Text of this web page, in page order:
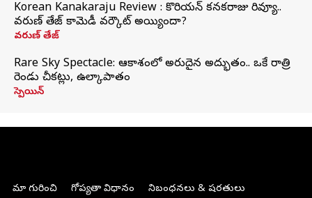
Korean Kanakaraju Review : కొరియన్ కనకరాజు రివ్యూ..
వరుణ్ తేజ్ కామెడీ వర్కౌట్ అయ్యిందా?
వరుణ్ తేజ్
Rare Sky Spectacle: ఆకాశంలో అరుదైన అద్భుతం.. ఒకే రాత్రి
రెండు చీకట్లు, ఉల్కాపాతం
స్పెయిన్
మా గురించి గోప్యతా విధానం నిబంధనలు & షరతులు